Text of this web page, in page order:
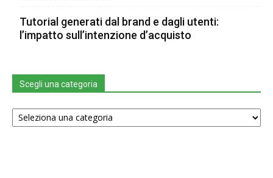
Tutorial generati dal brand e dagli utenti:
l’impatto sull’intenzione d’acquisto
Scegli una categoria
Scegli
una